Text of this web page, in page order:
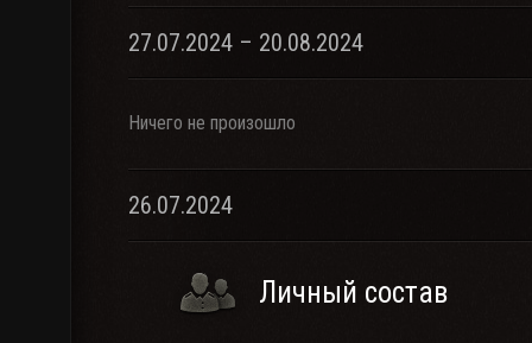
27.07.2024 – 20.08.2024
Ничего не произошло
26.07.2024
Личный состав